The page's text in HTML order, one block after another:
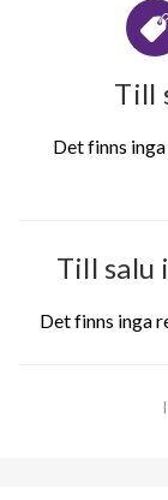
Till
Det finns
Till salu
Det finns inga